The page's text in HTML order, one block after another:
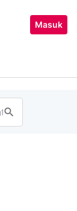
Masuk
search